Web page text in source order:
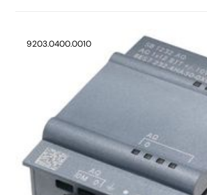
9203.0400.0010